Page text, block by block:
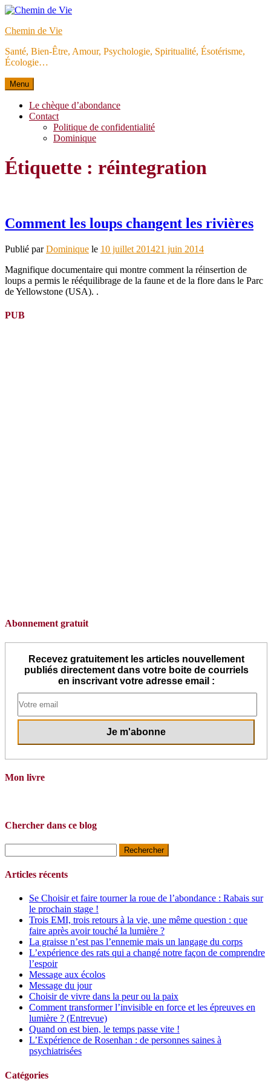
Aller
contenu
Chemin de Vie
Santé, Bien-Être, Amour, Psychologie, Spiritualité, Ésotérisme,
Écologie…
Menu
Le chèque d’abondance
Contact
Politique de confidentialité
Dominique
Étiquette : réintegration
Comment les loups changent les rivières
Publié parDominique le 10 juillet 201421 juin 2014
Magnifique documentaire qui montre comment la réinsertion de
loups a permis le rééquilibrage de la faune et de la flore dans le Parc
de Yellowstone (USA). .
PUB
Abonnement gratuit
Recevez gratuitement les articles nouvellement
publiés directement dans votre boite de courriels
en inscrivant votre adresse email :
Mon livre
Chercher dans ce blog
Articles récents
Se Choisir et faire tourner la roue de l’abondance : Rabais sur
le prochain stage !
Trois EMI, trois retours à la vie, une même question : que
faire après avoir touché la lumière ?
La graisse n’est pas l’ennemie mais un langage du corps
L’expérience des rats qui a changé notre façon de comprendre
l’espoir
Message aux écolos
Message du jour
Choisir de vivre dans la peur ou la paix
Comment transformer l’invisible en force et les épreuves en
lumière ? (Entrevue)
Quand on est bien, le temps passe vite !
L’Expérience de Rosenhan : de personnes saines à
psychiatrisées
Catégories